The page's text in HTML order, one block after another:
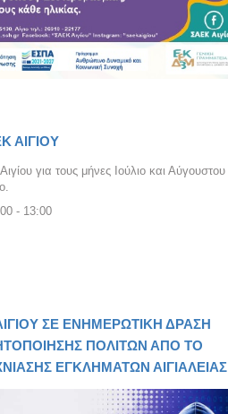
ΑΙΓΙΟΥ
για τους μήνες Ιούλιο και Αύγουστου
- 13:00
ΣΕ ΕΝΗΜΕΡΩΤΙΚΗ ΔΡΑΣΗ
ΠΟΛΙΤΩΝ ΑΠΟ ΤΟ
ΕΓΚΛΗΜΑΤΩΝ ΑΙΓΙΑΛΕΙΑΣ